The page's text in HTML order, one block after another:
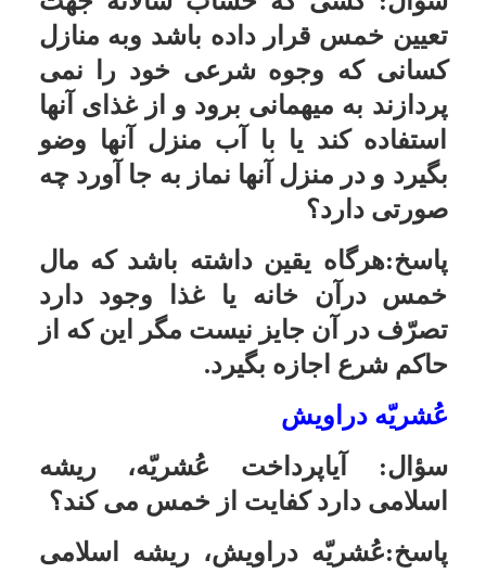
تصرف در وجوهات به عنوان قرض
سؤال:
تصرّف در وجوه صدقه، کفّاره،
زکات، خمس و مانند آن، به عنوان
قرض و سپس برگرداندن آن چه
صورت دارد؟ پولهایى که به عنوان
امانت در نزد انسان است چطور؟
پاسخ:در صورتى که صاحب پول، آنها را
به عنوان صدقه یا خمس جدا کرده، مى
به عنوان امانت به آنها سپرده، حقّ
تصرّف ندارند.
استفاده از اموال پدری که خمس نمی
دهد
سؤال:پدرم اعتقاد چندانى به مسائل
مى آورد; آن هم کاملا سرسرى، امّا
مانند آن را رعایت نمى کند. نمى
خواهم اموال ایشان در مسائل زندگى
من داخل شود، امّا اصرار دارند که به
من کمک کنند. لطفاً در این مورد به
سؤالات زیر پاسخ دهید: